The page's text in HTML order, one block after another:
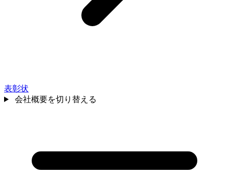
表彰状
会社概要を切り替える